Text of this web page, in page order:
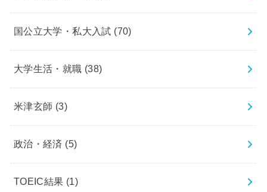
国公立大学・私大入試 (70)
大学生活・就職 (38)
米津玄師 (3)
政治・経済 (5)
TOEIC結果 (1)